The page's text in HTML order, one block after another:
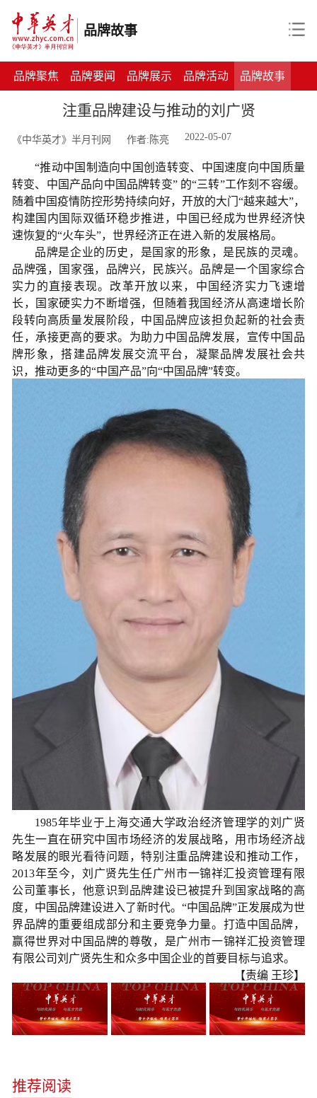
品牌故事
品牌聚焦 品牌要闻 品牌展示 品牌活动 品牌故事
注重品牌建设与推动的刘广贤
《中华英才》半月刊网 作者:陈亮 2022-05-07
“推动中国制造向中国创造转变、中国速度向中国质量
转变、中国产品向中国品牌转变” 的“三转”工作刻不容缓。
随着中国疫情防控形势持续向好，开放的大门“越来越大”，
构建国内国际双循环稳步推进，中国 已经成为世界经济快
速恢复的“火车头”，世界经济正在进入新的发展格局。
品牌是企业的历史，是国家的形象，是民族的灵魂。
品牌强，国家强，品牌兴，民族兴。品牌是一个国家综合
实力的直接表现。改革开放以来，中国经济实力飞速增
长，国家硬实力不断增强，但随着我国经济从高速增长阶
段转向高质量发展阶段，中国品牌应该担负起新的社会责
任，承接更高的要求。为助力中国品牌发展，宣传中国品
牌形象，搭建品牌发展交流平台，凝聚品牌发展社会共
识，推动更多的“中国产品”向“中国品牌”转变。
1985年毕业于上海交通大学政治经济管理学的刘广贤
先生一直在研究中国市场经济的发展战略，用市场经济战
略发展的眼光看待问题，特别注重品牌建设和推动工作，
2013年至今，刘广贤先生任广州市一锦祥汇投资管理有限
公司董事长，他意识到品牌建设已被提升到国家战略的高
度，中国品牌建设进入了新时代。“中国品牌”正发展成为世
界品牌的重要组成部分和主要竞争力量。打造中国品牌，
赢得世界对中国品牌的尊敬，是广州市一锦祥汇投资管理
有限公司刘广贤先生和众多中国企业的首要目标与追求。
【责编 王珍】
推荐阅读